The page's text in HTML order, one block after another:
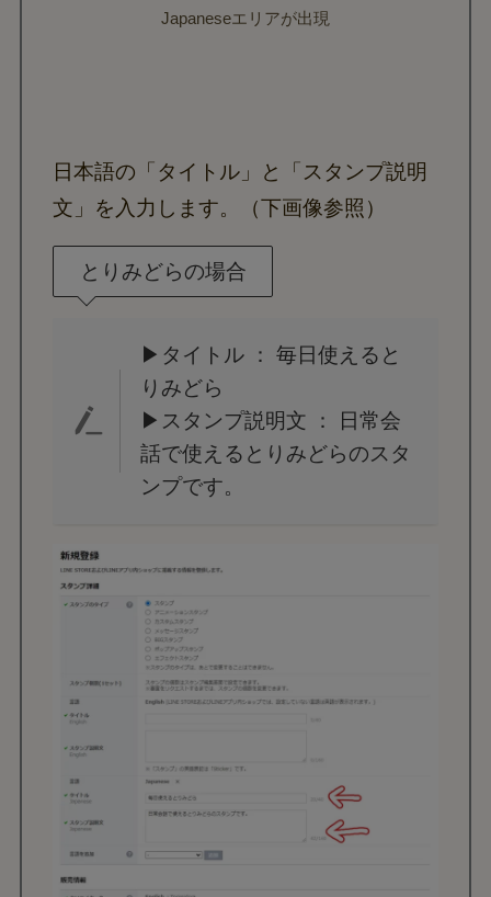
Japaneseエリアが出現
日本語の「タイトル」と「スタンプ説明
文」を入力します。（下画像参照）
とりみどらの場合
▶タイトル ： 毎日使えると
りみどら
▶スタンプ説明文 ： 日常会
話で使えるとりみどらのスタ
ンプです。